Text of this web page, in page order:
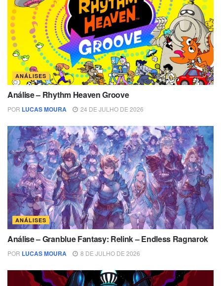
ANÁLISES
Análise – Rhythm Heaven Groove
POR LUCAS MOURA 24 DE JULHO DE 2026
ANÁLISES
Análise – Granblue Fantasy: Relink – Endless Ragnarok
POR LUCAS MOURA 8 DE JULHO DE 2026